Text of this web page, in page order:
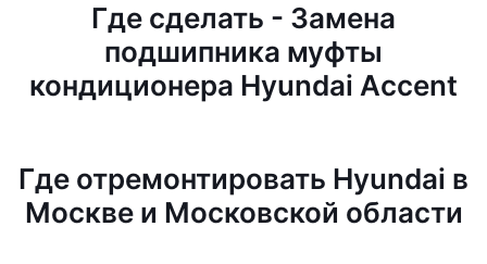
Где сделать - Замена
подшипника муфты
кондиционера Hyundai Accent
Где отремонтировать Hyundai в
Москве и Московской области